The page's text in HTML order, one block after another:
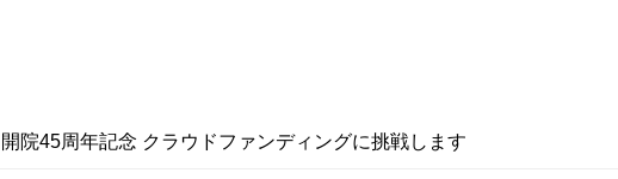
開院45周年記念 クラウドファンディングに挑戦します